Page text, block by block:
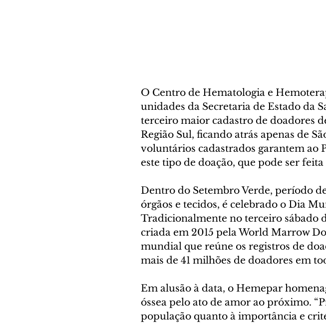
O Centro de Hematologia e
unidades da Secretaria de Estado da
terceiro maior cadastro de doadores
Região Sul, ficando atrás apenas de
voluntários cadastrados garantem ao
este tipo de doação, que pode ser
Dentro do Setembro Verde, período
órgãos e tecidos, é celebrado o Dia
Tradicionalmente no terceiro sábado
criada em 2015 pela World Marrow
mundial que reúne os registros de
mais de 41 milhões de doadores em
Em alusão à data, o Hemepar
óssea pelo ato de amor ao próximo.
população quanto à importância e